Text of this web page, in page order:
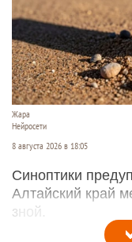
Жара
Нейросети
8 августа 2026 в 18:05
Синоптики
Алтайский край
зной.